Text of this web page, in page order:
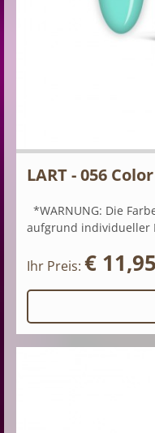
LART - 056
*WARNUNG: Die
aufgrund individueller
Ihr Preis: € 11,95